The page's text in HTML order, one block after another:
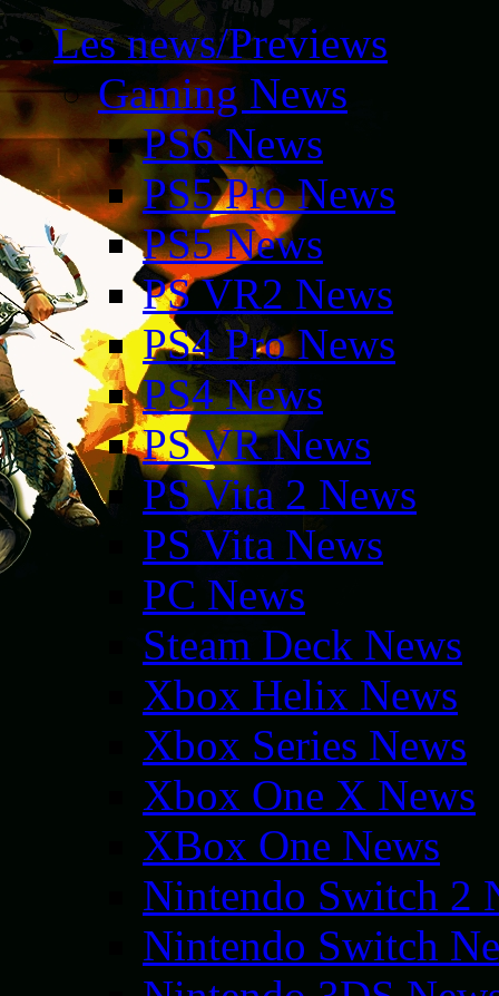
Les news/Previews
Gaming News
PS6 News
PS5 Pro News
PS5 News
PS VR2 News
PS4 Pro News
PS4 News
PS VR News
PS Vita 2 News
PS Vita News
PC News
Steam Deck News
Xbox Helix News
Xbox Series News
Xbox One X News
XBox One News
Nintendo Switch 2
Nintendo Switch